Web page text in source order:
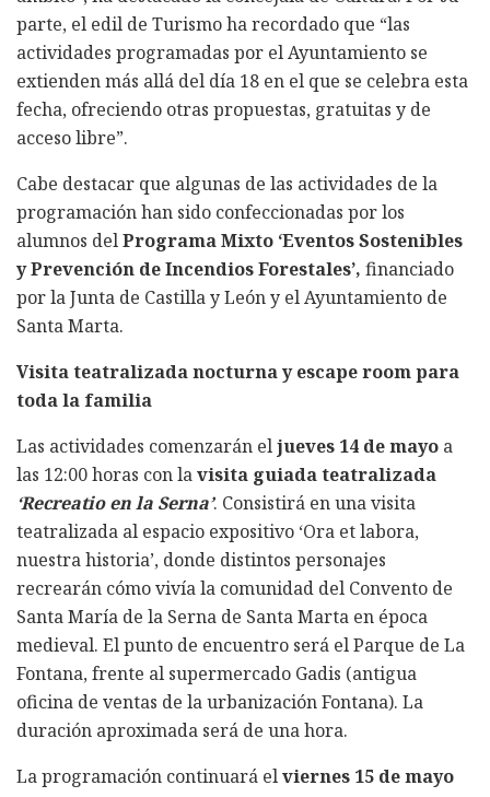
parte, el edil de Turismo ha recordado que “las
actividades programadas por el Ayuntamiento se
extienden más allá del día 18 en el que se celebra esta
fecha, ofreciendo otras propuestas, gratuitas y de
acceso libre”.
Cabe destacar que algunas de las actividades de la
programación han sido confeccionadas por los
alumnos delPrograma Mixto ‘Eventos Sostenibles
y Prevención de Incendios Forestales’, financiado
por la Junta de Castilla y León y el Ayuntamiento de
Santa Marta.
Visita teatralizada nocturna y escape room para
toda la familia
Las actividades comenzarán eljueves 14 de mayo a
las 12:00 horas con lavisita guiada teatralizada
‘Recreatio en la Serna’. Consistirá en una visita
teatralizada al espacio expositivo ‘Ora et labora,
nuestra historia’, donde distintos personajes
recrearán cómo vivía la comunidad del Convento de
Santa María de la Serna de Santa Marta en época
medieval. El punto de encuentro será el Parque de La
Fontana, frente al supermercado Gadis (antigua
oficina de ventas de la urbanización Fontana). La
duración aproximada será de una hora.
La programación continuará elviernes 15 de mayo